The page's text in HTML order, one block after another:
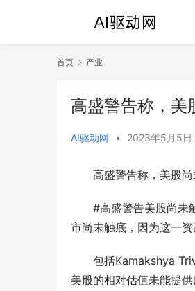
首页 产业
高盛警告称，
AI驱动网 • 2023年5月5日
高盛警告称，美股
#高盛警告美股尚未
市尚未触底，因为这一
包括Kamakshya
美股的相对估值未能提